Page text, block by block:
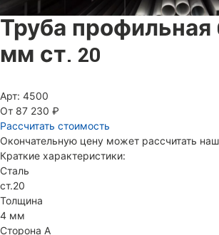
Труба профильная 60×60х4
мм ст. 20
Арт: 4500
От 87 230 ₽
Рассчитать стоимость
Окончательную цену может рассчитать
Краткие характеристики:
Сталь
ст.20
Толщина
4 мм
Сторона А